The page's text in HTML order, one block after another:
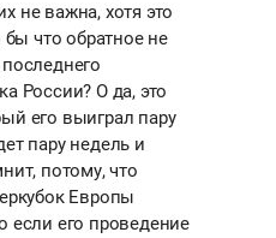
не важна, хотя это
бы что обратное не
России? О да, это
его выиграл пару
пару недель и
потому, что
Европы
если его проведение